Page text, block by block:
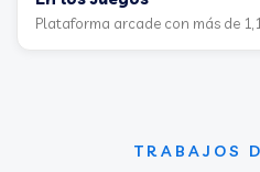
Plataforma arcade con más de
TRABAJOS